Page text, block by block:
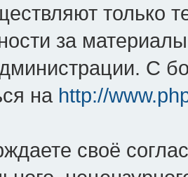
только
за
С
на http://
своё